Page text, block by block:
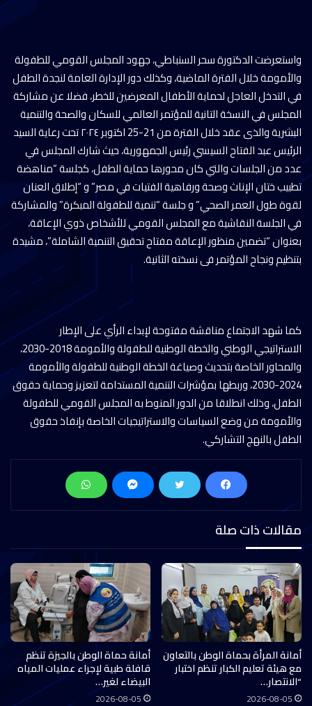
واستعرضت الدكتورة سحر السنباطي، جهود المجلس القومي للطفولة
والأمومة خلال الفترة الماضية، وكذلك دور الإدارة العامة لنجدة الطفل
في التدخل العاجل لحماية الأطفال المعرضين للخطر، فضلا عن مشاركة
المجلس في النسخة التانية للمؤتمر العالمي للسكان والصحة والتنمية
البشرية والذى عقد خلال الفترة من 21-25 اكتوبر ٢٠٢٤ تحت رعاية السيد
الرئيس عبد الفتاح السيسي رئيس الجمهورية، حيث شارك المجلس في
عدد من الجلسات والتي كان محورها حماية الطفل، كجلسة “مناهضة
تطبيب ختان الإناث وصحة ورفاهية الفتيات في مصر” و “إطلاق العنان
لقوة طول العمر الصحي” و جلسة “تنمية للطفولة المبكرة” والمشاركة
في الجلسة النقاشية مع المجلس القومي للأشخاص ذوي الإعاقة،
بعنوان “تضمين منظور الإعاقة مفتاح تحقيق التنمية الشاملة”، مشيدة
بتنظيم ونجاح المؤتمر فى نسخته الثانية.
كما شهد الاجتماع مناقشة مفتوحة لإبداء الرأي على الإطار
الاستراتيجي الوطني والخطة الوطنية للطفولة والأمومة 2018-2030،
والمحاور الخاصة بتحديث وصياغة الخطة الوطنية للطفولة والأمومة
2024-2030، وربطها بمؤشرات التنمية المستدامة لتعزيز وحماية حقوق
الطفل، وذلك انطلاقا من الدور المنوط به المجلس القومي للطفولة
والأمومة من وضع السياسات والاستراتيجيات الخاصة بإنفاذ حقوق
الطفل بالنهج التشاركي.
مقالات ذات صلة
أمانة المرأة بحماة الوطن بالتعاون
مع هيئة تعليم الكبار تنظم اختبار
“الانتصار…
2026-08-05
أمانة حماة الوطن بالجيزة تنظم
قافلة طبية لإجراء عمليات المياه
البيضاء لغير…
2026-08-05